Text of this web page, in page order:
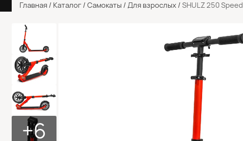
Главная / Каталог / Самокаты / Для взрослых / SHULZ 250 Speed
+6